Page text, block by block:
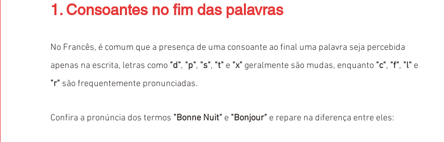
1. Consoantes no fim das palavras
No Francês, é comum que a presença de uma consoante ao final uma palavra seja percebida
apenas na escrita, letras como "d", "p", "s", "t" e "x" geralmente são mudas, enquanto "c", "f", "l" e
"r" são frequentemente pronunciadas.
Confira a pronúncia dos termos "Bonne Nuit" e "Bonjour" e repare na diferença entre eles: